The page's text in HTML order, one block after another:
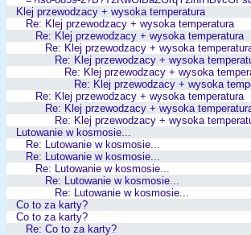
Klej przewodzacy + wysoka temperatura
Re: Klej przewodzacy + wysoka temperatura
Re: Klej przewodzacy + wysoka temperatura
Re: Klej przewodzacy + wysoka
Re: Klej przewodzacy + wysoka
Re: Klej przewodzacy + wysoka
Re: Klej przewodzacy + wysoka
Re: Klej przewodzacy + wysoka temperatura
Re: Klej przewodzacy + wysoka
Re: Klej przewodzacy + wysoka
Lutowanie w kosmosie...
Re: Lutowanie w kosmosie...
Re: Lutowanie w kosmosie...
Re: Lutowanie w kosmosie...
Re: Lutowanie w kosmosie...
Re: Lutowanie w kosmosie...
Co to za karty?
Co to za karty?
Re: Co to za karty?